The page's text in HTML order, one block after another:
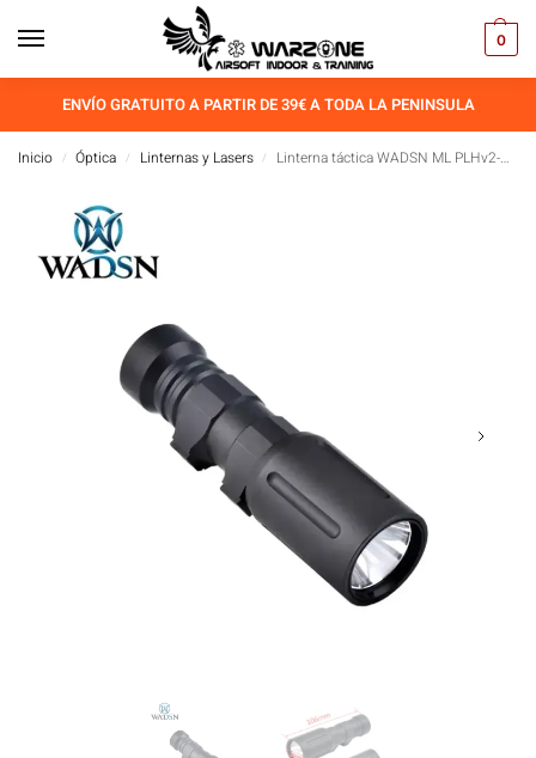
0
ENVÍO GRATUITO A PARTIR DE 39€ A TODA LA PENINSULA
Inicio / Óptica / Linternas y Lasers / Linterna táctica WADSN ML PLHv2-18350 con logo Modlite